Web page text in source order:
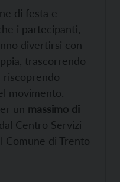
di festa e
i partecipanti,
divertirsi con
trascorrendo
riscoprendo
movimento.
un massimo di
Centro Servizi
Comune di Trento